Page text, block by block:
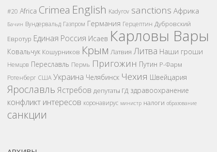
#20 Africa Crimea English Kadyrov sanctions Африка
Бачин Вундервальд Газпром Германия Герцептин Дубровский
Евротур Единая Россия Исаев Карловы Вары
Ковальчук Кошурников Крым Латвия Литва Наши гроши
Немцов Переславль Пермь Пригожин Путин Р-Фарм
Ротенберг США Украина Челябинск Чехия Швейцария
Ярославль Ястребов депутаты ГД здравоохранение
конфликт интересов коронавирус министр налоги образование
санкции